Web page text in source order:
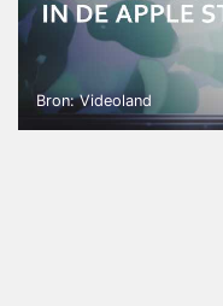
Bron: Videoland